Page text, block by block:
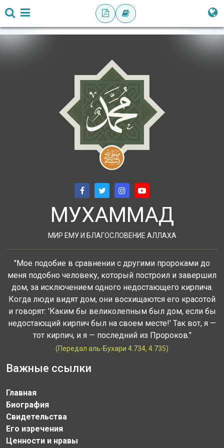
МУХАММАД
МИР ЕМУ И БЛАГОСЛОВЕНИЕ АЛЛАХА
"Мое подобие в сравнении с другими пророками до
меня подобно человеку, который построил и завершил
дом, за исключением одного недостающего кирпича.
Когда люди видят дом, они восхищаются его красотой
и говорят: 'Каким бы великолепным был дом, если бы
недостающий кирпич был на своем месте!' Так вот, я —
тот кирпич, и я — последний из Пророков."
(Передал аль-Бухари 4.734, 4.735)
Важные ссылки
Главная
Биография
Свидетельства
Его изречения
Ценности и нравы